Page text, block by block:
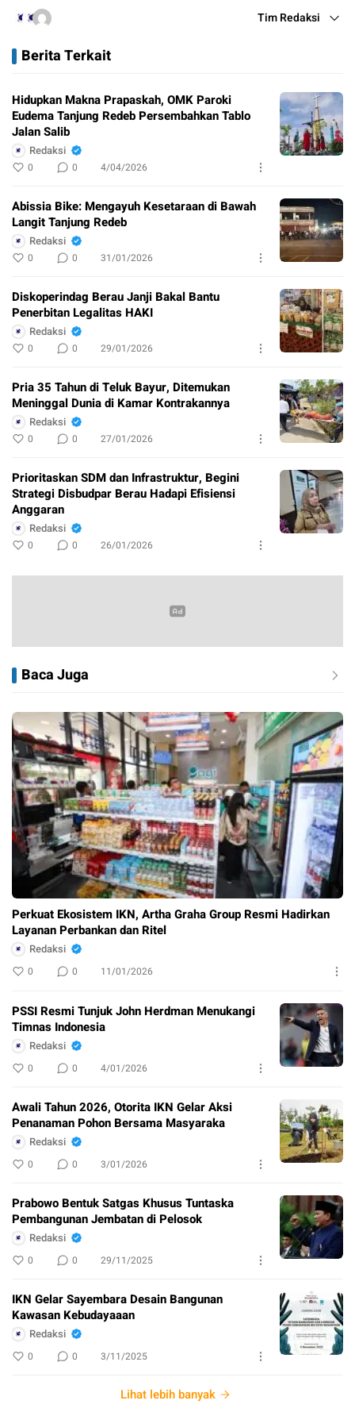
Tim Redaksi
Berita Terkait
Hidupkan Makna Prapaskah, OMK Paroki
Eudema Tanjung Redeb Persembahkan Tablo
Jalan Salib
Redaksi
0 0 4/04/2026
Abissia Bike: Mengayuh Kesetaraan di Bawah
Langit Tanjung Redeb
Redaksi
0 0 31/01/2026
Diskoperindag Berau Janji Bakal Bantu
Penerbitan Legalitas HAKI
Redaksi
0 0 29/01/2026
Pria 35 Tahun di Teluk Bayur, Ditemukan
Meninggal Dunia di Kamar Kontrakannya
Redaksi
0 0 27/01/2026
Prioritaskan SDM dan Infrastruktur, Begini
Strategi Disbudpar Berau Hadapi Efisiensi
Anggaran
Redaksi
0 0 26/01/2026
Baca Juga
Perkuat Ekosistem IKN, Artha Graha Group Resmi Hadirkan
Layanan Perbankan dan Ritel
Redaksi
0 0 11/01/2026
PSSI Resmi Tunjuk John Herdman Menukangi
Timnas Indonesia
Redaksi
0 0 4/01/2026
Awali Tahun 2026, Otorita IKN Gelar Aksi
Penanaman Pohon Bersama Masyaraka
Redaksi
0 0 3/01/2026
Prabowo Bentuk Satgas Khusus Tuntaska
Pembangunan Jembatan di Pelosok
Redaksi
0 0 29/11/2025
IKN Gelar Sayembara Desain Bangunan
Kawasan Kebudayaaan
Redaksi
0 0 3/11/2025
Lihat lebih banyak